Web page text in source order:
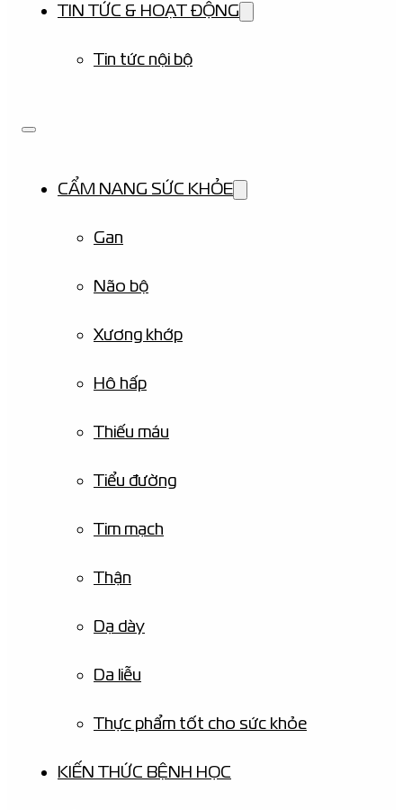
TIN TỨC & HOẠT ĐỘNG
Tin tức nội bộ
CẨM NANG SỨC KHỎE
Gan
Não bộ
Xương khớp
Hô hấp
Thiếu máu
Tiểu đường
Tim mạch
Thận
Dạ dày
Da liễu
Thực phẩm tốt cho sức khỏe
KIẾN THỨC BỆNH HỌC